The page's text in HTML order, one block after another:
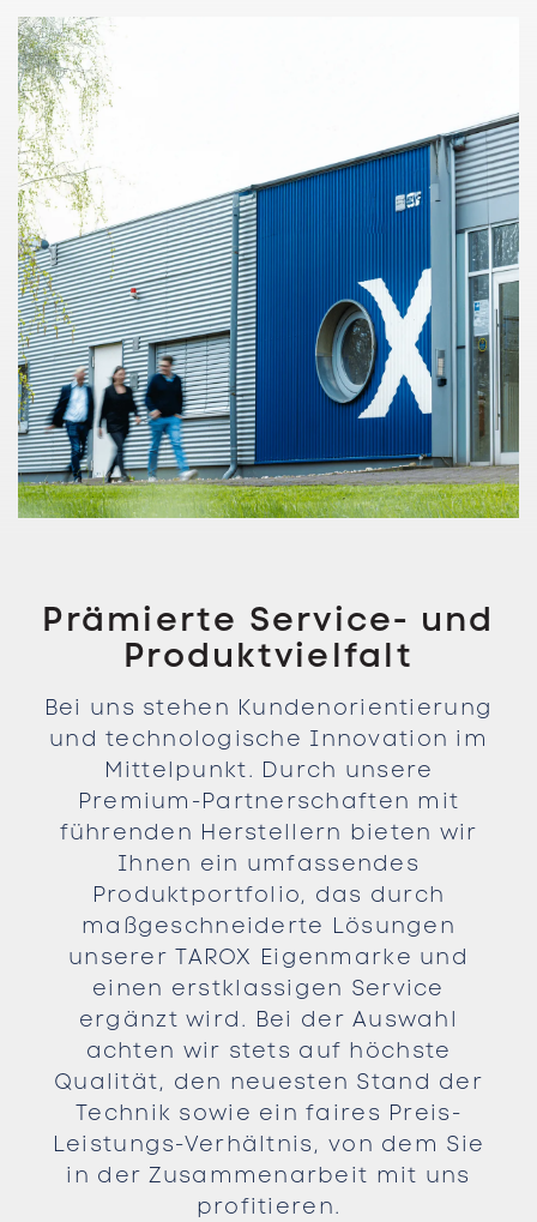
Prämierte Service- und
Produktvielfalt
Bei uns stehen Kundenorientierung
und technologische Innovation im
Mittelpunkt. Durch unsere
Premium-Partnerschaften mit
führenden Herstellern bieten wir
Ihnen ein umfassendes
Produktportfolio, das durch
maßgeschneiderte Lösungen
unserer TAROX Eigenmarke und
einen erstklassigen Service
ergänzt wird. Bei der Auswahl
achten wir stets auf höchste
Qualität, den neuesten Stand der
Technik sowie ein faires Preis-
Leistungs-Verhältnis, von dem Sie
in der Zusammenarbeit mit uns
profitieren.